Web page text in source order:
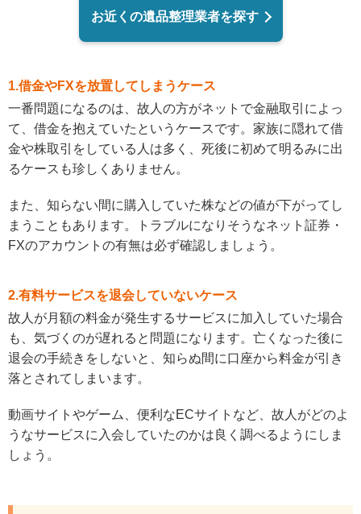
お近くの遺品整理業者を探す
1.借金やFXを放置してしまうケース
一番問題になるのは、故人の方がネットで金融取引によっ
て、借金を抱えていたというケースです。家族に隠れて借
金や株取引をしている人は多く、死後に初めて明るみに出
るケースも珍しくありません。
また、知らない間に購入していた株などの値が下がってし
まうこともあります。トラブルになりそうなネット証券・
FXのアカウントの有無は必ず確認しましょう。
2.有料サービスを退会していないケース
故人が月額の料金が発生するサービスに加入していた場合
も、気づくのが遅れると問題になります。亡くなった後に
退会の手続きをしないと、知らぬ間に口座から料金が引き
落とされてしまいます。
動画サイトやゲーム、便利なECサイトなど、故人がどのよ
うなサービスに入会していたのかは良く調べるようにしま
しょう。